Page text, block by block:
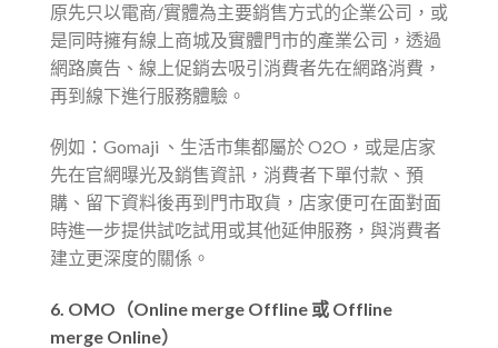
原先只以電商/實體為主要銷售方式的企業公司，或
是同時擁有線上商城及實體門市的產業公司，透過
網路廣告、線上促銷去吸引消費者先在網路消費，
再到線下進行服務體驗。
例如：Gomaji 、生活市集都屬於 O2O，或是店家
先在官網曝光及銷售資訊，消費者下單付款、預
購、留下資料後再到門市取貨，店家便可在面對面
時進一步提供試吃試用或其他延伸服務，與消費者
建立更深度的關係。
6. OMO（Online merge Offline 或 Offline
merge Online）